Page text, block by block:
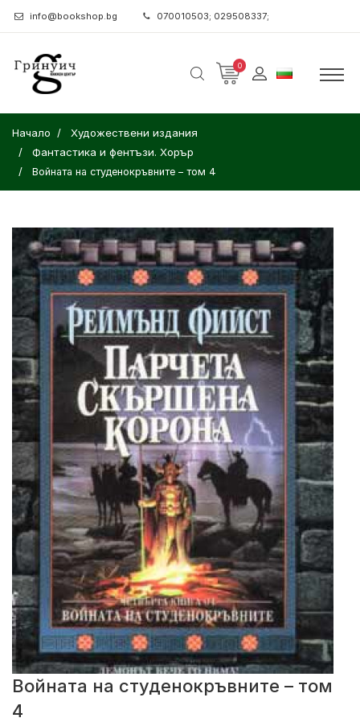
info@bookshop.bg 070010503; 029508337;
0
Начало
Художествени издания
Фантастика и фентъзи. Хорър
Войната на студенокръвните – том 4
Войната на студенокръвните – том
4